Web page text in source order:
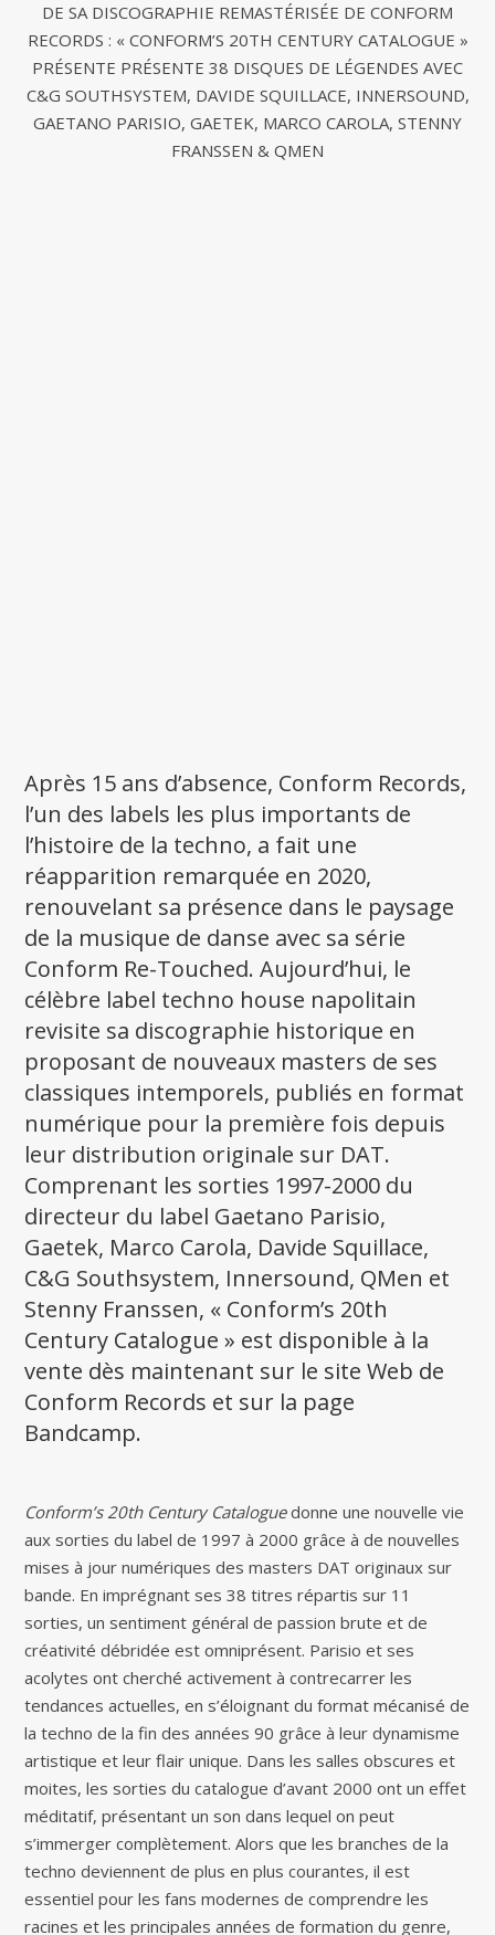
DE SA DISCOGRAPHIE REMASTÉRISÉE DE CONFORM
RECORDS : « CONFORM’S 20TH CENTURY CATALOGUE »
PRÉSENTE PRÉSENTE 38 DISQUES DE LÉGENDES AVEC
C&G SOUTHSYSTEM, DAVIDE SQUILLACE, INNERSOUND,
GAETANO PARISIO, GAETEK, MARCO CAROLA, STENNY
FRANSSEN & QMEN
Après 15 ans d’absence, Conform Records,
l’un des labels les plus importants de
l’histoire de la techno, a fait une
réapparition remarquée en 2020,
renouvelant sa présence dans le paysage
de la musique de danse avec sa série
Conform Re-Touched. Aujourd’hui, le
célèbre label techno house napolitain
revisite sa discographie historique en
proposant de nouveaux masters de ses
classiques intemporels, publiés en format
numérique pour la première fois depuis
leur distribution originale sur DAT.
Comprenant les sorties 1997-2000 du
directeur du label Gaetano Parisio,
Gaetek, Marco Carola, Davide Squillace,
C&G Southsystem, Innersound, QMen et
Stenny Franssen, « Conform’s 20th
Century Catalogue » est disponible à la
vente dès maintenant sur le site Web de
Conform Records et sur la page
Bandcamp.
Conform’s 20th Century Cataloguedonne une nouvelle vie
aux sorties du label de 1997 à 2000 grâce à de nouvelles
mises à jour numériques des masters DAT originaux sur
bande. En imprégnant ses 38 titres répartis sur 11
sorties, un sentiment général de passion brute et de
créativité débridée est omniprésent. Parisio et ses
acolytes ont cherché activement à contrecarrer les
tendances actuelles, en s’éloignant du format mécanisé de
la techno de la fin des années 90 grâce à leur dynamisme
artistique et leur flair unique. Dans les salles obscures et
moites, les sorties du catalogue d’avant 2000 ont un effet
méditatif, présentant un son dans lequel on peut
s’immerger complètement. Alors que les branches de la
techno deviennent de plus en plus courantes, il est
essentiel pour les fans modernes de comprendre les
racines et les principales années de formation du genre,